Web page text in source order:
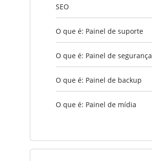
SEO
O que é: Painel de suporte
O que é: Painel de segurança
O que é: Painel de backup
O que é: Painel de mídia